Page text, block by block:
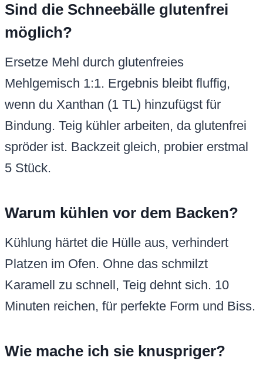
Sind die Schneebälle glutenfrei
möglich?
Ersetze Mehl durch glutenfreies
Mehlgemisch 1:1. Ergebnis bleibt fluffig,
wenn du Xanthan (1 TL) hinzufügst für
Bindung. Teig kühler arbeiten, da glutenfrei
spröder ist. Backzeit gleich, probier erstmal
5 Stück.
Warum kühlen vor dem Backen?
Kühlung härtet die Hülle aus, verhindert
Platzen im Ofen. Ohne das schmilzt
Karamell zu schnell, Teig dehnt sich. 10
Minuten reichen, für perfekte Form und Biss.
Wie mache ich sie knuspriger?